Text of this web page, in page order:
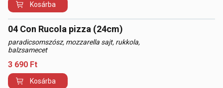
Kosárba
04 Con Rucola pizza (24cm)
paradicsomszósz, mozzarella sajt, rukkola,
balzsamecet
3 690 Ft
Kosárba